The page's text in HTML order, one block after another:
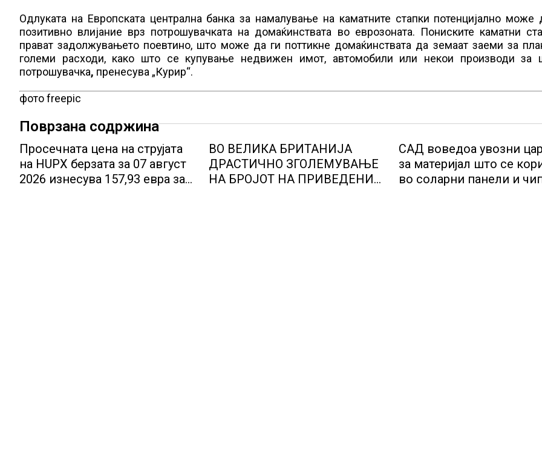
Одлуката на Европската централна банка за намалување на каматните стапки потенцијално може
позитивно влијание врз потрошувачката на домаќинствата во еврозоната. Пониските каматни
прават задолжувањето поевтино, што може да ги поттикне домаќинствата да земаат заеми за
големи расходи, како што се купување недвижен имот, автомобили или некои производи за
потрошувачка, пренесува „Курир“.
фото freepic
Поврзана содржина
Просечната цена на струјата
на HUPX берзата за 07 август
2026 изнесува 157,93 евра за
ВО ВЕЛИКА БРИТАНИЈА
ДРАСТИЧНО ЗГОЛЕМУВАЊЕ
НА БРОЈОТ НА ПРИВЕДЕНИ
САД воведоа увозни
за материјал што се
во соларни панели и